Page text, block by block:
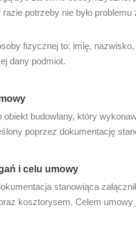
potrzeby nie było
fizycznej to: imię,
dany podmiot.
obiekt budowlany, który
poprzez dokumentację
i celu umowy
stanowiąca
kosztorysem. Celem